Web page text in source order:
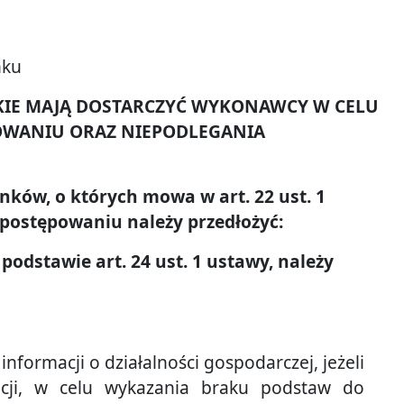
MAJĄ DOSTARCZYĆ WYKONAWCY W CELU
ORAZ NIEPODLEGANIA
o których mowa w art. 22 ust. 1
należy przedłożyć:
art. 24 ust. 1 ustawy, należy
o działalności gospodarczej, jeżeli
w celu wykazania braku podstaw do